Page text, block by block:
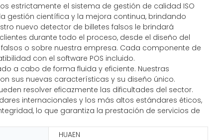
estrictamente el sistema de gestión de calidad ISO
gestión científica y la mejora continua, brindando
nuevo detector de billetes falsos le brindará
durante todo el proceso, desde el diseño del
o sobre nuestra empresa. Cada componente de
con el software POS incluido.
a cabo de forma fluida y eficiente. Nuestras
sus nuevas características y su diseño único.
resolver eficazmente las dificultades del sector.
internacionales y los más altos estándares éticos,
lo que garantiza la prestación de servicios de
HUAEN